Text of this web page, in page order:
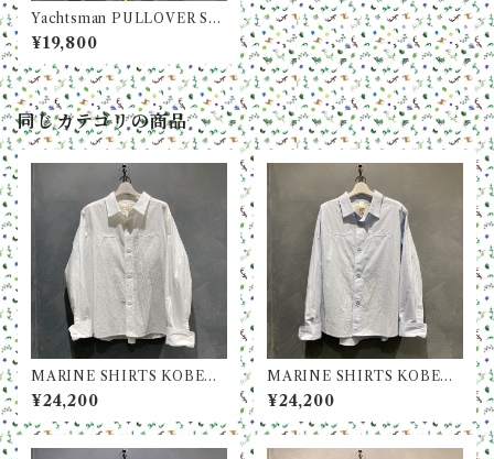
Yachtsman PULLOVER SH
IRTS (ヨットマン プルオーバ
ー シャツ) / Col. Yellow(イエ
ロー)
¥19,800
同じカテゴリの商品
MARINE SHIRTS KOBE
(マリンシャツ KOBE) / Col.
White(ホワイト)
¥24,200
MARINE SHIRTS KOBE
(マリンシャツ KOBE) / Col.
Sax(サックス)
¥24,200